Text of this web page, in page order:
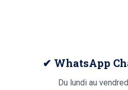
✔ WhatsApp
Du lundi au